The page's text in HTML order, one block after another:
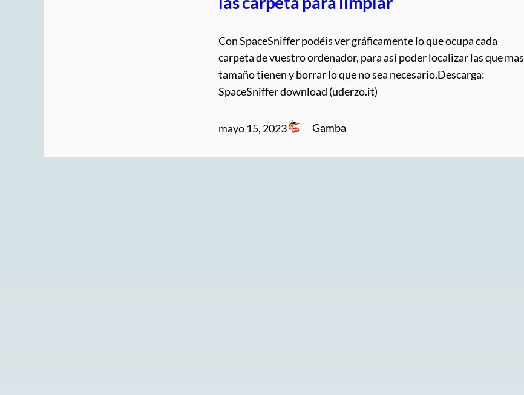
Con SpaceSniffer podéis ver gráficamente lo que ocupa cada
carpeta de vuestro ordenador, para así poder localizar las que mas
tamaño tienen y borrar lo que no sea necesario.Descarga:
SpaceSniffer download (uderzo.it)
mayo 15, 2023 Gamba